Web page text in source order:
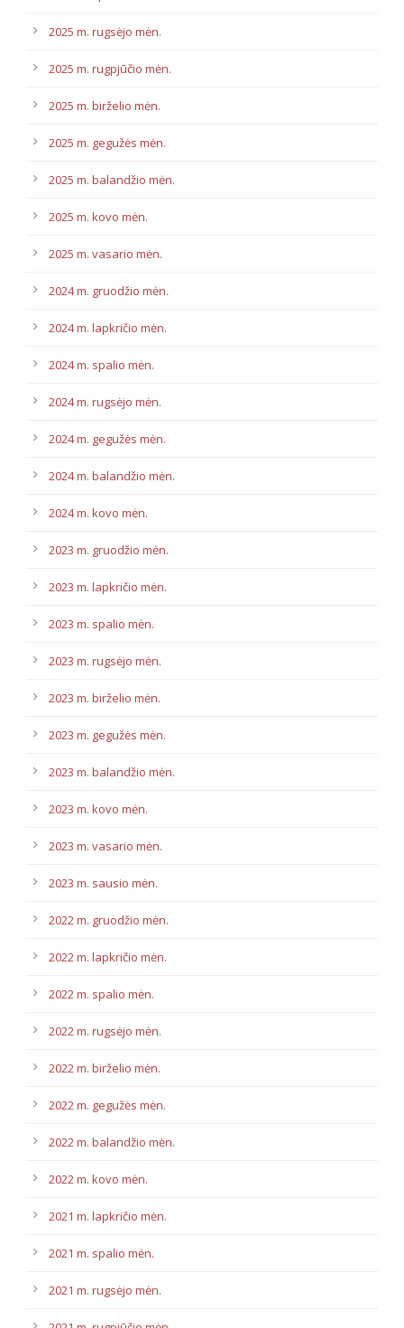
2025 m. rugsėjo mėn.
2025 m. rugpjūčio mėn.
2025 m. birželio mėn.
2025 m. gegužės mėn.
2025 m. balandžio mėn.
2025 m. kovo mėn.
2025 m. vasario mėn.
2024 m. gruodžio mėn.
2024 m. lapkričio mėn.
2024 m. spalio mėn.
2024 m. rugsėjo mėn.
2024 m. gegužės mėn.
2024 m. balandžio mėn.
2024 m. kovo mėn.
2023 m. gruodžio mėn.
2023 m. lapkričio mėn.
2023 m. spalio mėn.
2023 m. rugsėjo mėn.
2023 m. birželio mėn.
2023 m. gegužės mėn.
2023 m. balandžio mėn.
2023 m. kovo mėn.
2023 m. vasario mėn.
2023 m. sausio mėn.
2022 m. gruodžio mėn.
2022 m. lapkričio mėn.
2022 m. spalio mėn.
2022 m. rugsėjo mėn.
2022 m. birželio mėn.
2022 m. gegužės mėn.
2022 m. balandžio mėn.
2022 m. kovo mėn.
2021 m. lapkričio mėn.
2021 m. spalio mėn.
2021 m. rugsėjo mėn.